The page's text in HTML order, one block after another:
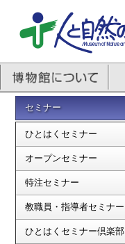
セミナー
ひとはくセミナー
オープンセミナー
特注セミナー
教職員・指導者セミナー
ひとはくセミナー倶楽部